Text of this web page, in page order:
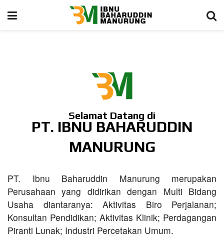
Selamat Datang di
PT. IBNU BAHARUDDIN
MANURUNG
PT. Ibnu Baharuddin Manurung merupakan
Perusahaan yang didirikan dengan Multi Bidang
Usaha diantaranya: Aktivitas Biro Perjalanan;
Konsultan Pendidikan; Aktivitas Klinik; Perdagangan
Piranti Lunak; Industri Percetakan Umum.